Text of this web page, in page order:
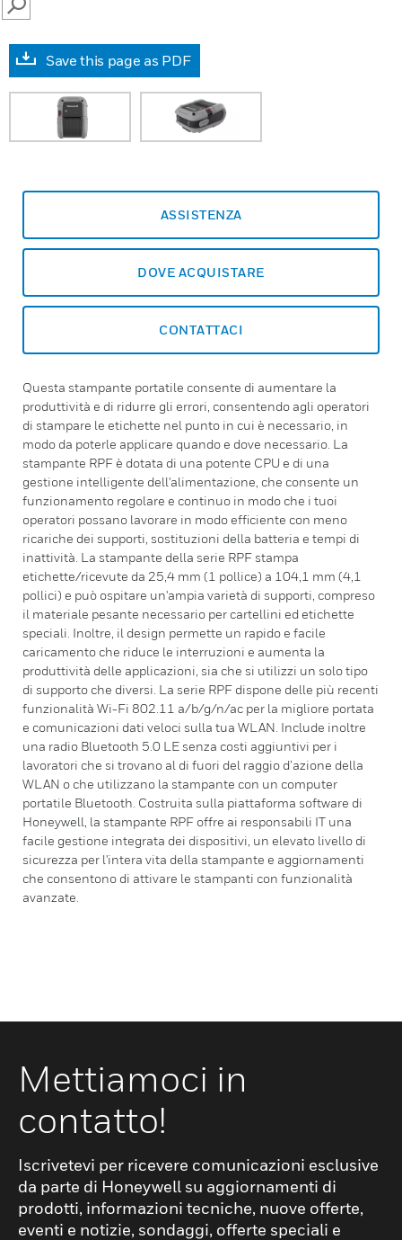
SEARCH
Save this page as PDF
ASSISTENZA
DOVE ACQUISTARE
CONTATTACI
Questa stampante portatile consente di aumentare la
produttività e di ridurre gli errori, consentendo agli operatori
di stampare le etichette nel punto in cui è necessario, in
modo da poterle applicare quando e dove necessario. La
stampante RPF è dotata di una potente CPU e di una
gestione intelligente dell'alimentazione, che consente un
funzionamento regolare e continuo in modo che i tuoi
operatori possano lavorare in modo efficiente con meno
ricariche dei supporti, sostituzioni della batteria e tempi di
inattività. La stampante della serie RPF stampa
etichette/ricevute da 25,4 mm (1 pollice) a 104,1 mm (4,1
pollici) e può ospitare un'ampia varietà di supporti, compreso
il materiale pesante necessario per cartellini ed etichette
speciali. Inoltre, il design permette un rapido e facile
caricamento che riduce le interruzioni e aumenta la
produttività delle applicazioni, sia che si utilizzi un solo tipo
di supporto che diversi. La serie RPF dispone delle più recenti
funzionalità Wi-Fi 802.11 a/b/g/n/ac per la migliore portata
e comunicazioni dati veloci sulla tua WLAN. Include inoltre
una radio Bluetooth 5.0 LE senza costi aggiuntivi per i
lavoratori che si trovano al di fuori del raggio d’azione della
WLAN o che utilizzano la stampante con un computer
portatile Bluetooth. Costruita sulla piattaforma software di
Honeywell, la stampante RPF offre ai responsabili IT una
facile gestione integrata dei dispositivi, un elevato livello di
sicurezza per l'intera vita della stampante e aggiornamenti
che consentono di attivare le stampanti con funzionalità
avanzate.
Mettiamoci in
contatto!
Iscrivetevi per ricevere comunicazioni esclusive
da parte di Honeywell su aggiornamenti di
prodotti, informazioni tecniche, nuove offerte,
eventi e notizie, sondaggi, offerte speciali e